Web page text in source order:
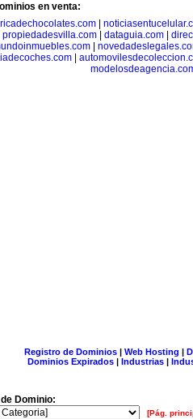
en venta:
|
propiedadesvilla.com| dataguia.com|
Registro de Dominios| Web Hosting |
Dominios Expirados | Industrias |
Dominio:
[Pág.